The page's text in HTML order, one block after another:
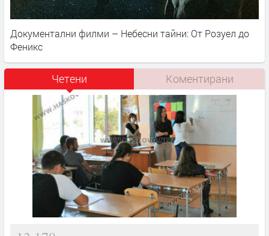
Документални филми – Небесни тайни: От Розуел до
Феникс
Четени Коментирани